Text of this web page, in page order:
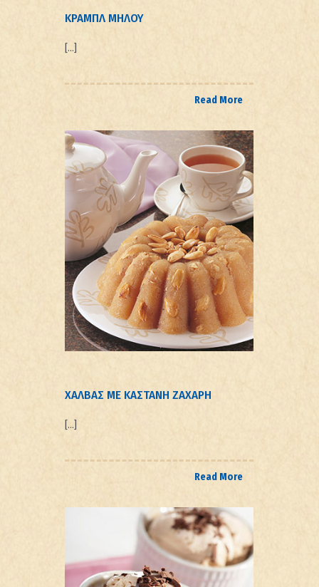
ΚΡΑΜΠΛ ΜΗΛΟΥ
[…]
Read More
ΧΑΛΒΑΣ ΜΕ ΚΑΣΤΑΝΗ ΖΑΧΑΡΗ
[…]
Read More